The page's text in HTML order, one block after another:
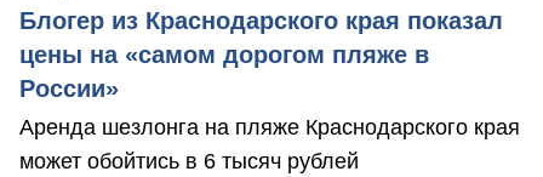
Блогер из Краснодарского края показал
цены на «самом дорогом пляже в
России»
Аренда шезлонга на пляже Краснодарского края
может обойтись в 6 тысяч рублей